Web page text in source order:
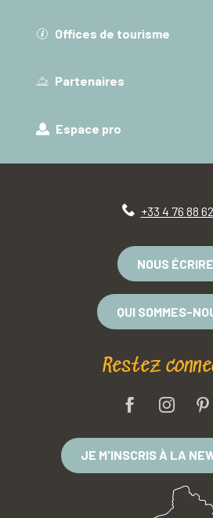
Offices de tourisme
Partenaires
Espace pro
+33 4 76 88
NOUS ÉCRIRE
QUI SOMMES-
Restez
JE M'INSCRIS À LA